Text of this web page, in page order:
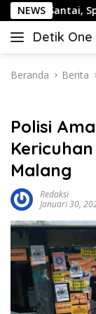
Langsung
ke
konten
NEWS
Spot Foto, dan
Detik One
Tajam
Fakta
Beranda Berita
Polisi
Malang
Redaksi
Januari 30,